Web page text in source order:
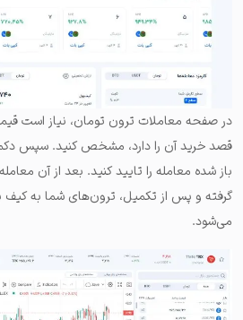
در صفحه معاملات ترون تومان، نیاز است
قصد خرید آن را دارد، مشخص کنید. سپس
باز شده معامله را تایید کنید. بعد از آن
گرفته و پس از تکمیل، ترون‌های شما به
می‌شود.